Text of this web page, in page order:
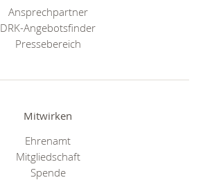
Ansprechpartner
DRK-Angebotsfinder
Pressebereich
Mitwirken
Ehrenamt
Mitgliedschaft
Spende